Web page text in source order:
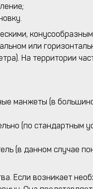
или
На территории
манжеты (в
(по стандартным
(в данном случае
Если возникает